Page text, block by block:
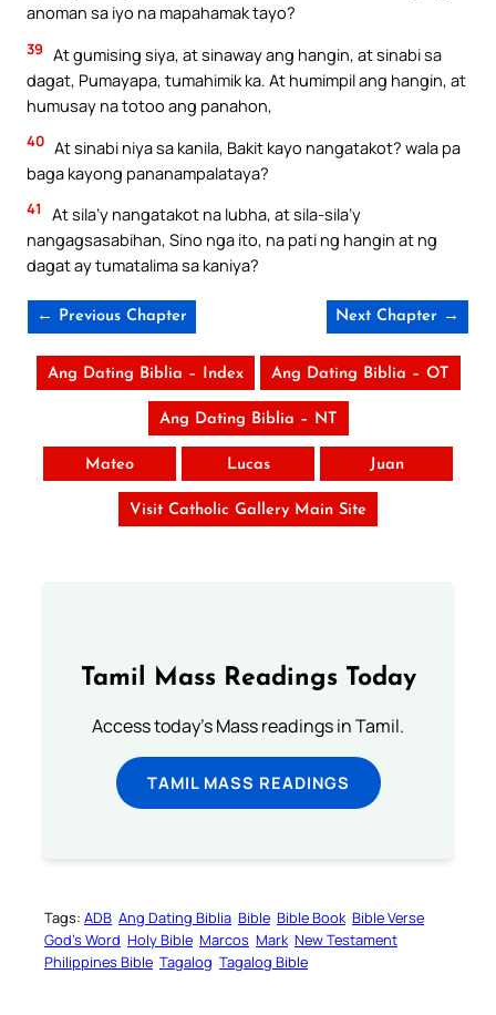
anoman sa iyo na mapahamak tayo?
39 At gumising siya, at sinaway ang hangin, at sinabi sa
dagat, Pumayapa, tumahimik ka. At humimpil ang hangin, at
humusay na totoo ang panahon,
40 At sinabi niya sa kanila, Bakit kayo nangatakot? wala pa
baga kayong pananampalataya?
41
At sila’y nangatakot na lubha, at sila-sila’y
nangagsasabihan, Sino nga ito, na pati ng hangin at ng
dagat ay tumatalima sa kaniya?
← Previous Chapter Next Chapter →
Ang Dating Biblia – Index Ang Dating Biblia – OT
Ang Dating Biblia – NT
Mateo Lucas Juan
Visit Catholic Gallery Main Site
Tamil Mass Readings Today
Access today's Mass readings in Tamil.
TAMIL MASS READINGS
Tags: ADB Ang Dating Biblia Bible Bible Book Bible Verse
God’s Word Holy Bible Marcos Mark New Testament
Philippines Bible Tagalog Tagalog Bible